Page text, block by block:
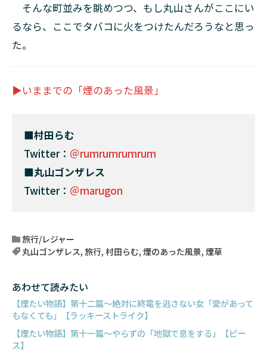
そんな町並みを眺めつつ、もし丸山さんがここにい
るなら、ここでタバコに火をつけたんだろうなと思っ
た。
▶いままでの「煙のあった風景」
■村田らむ
Twitter： ＠rumrumrumrum
■丸山ゴンザレス
Twitter： ＠marugon
旅行/レジャー
丸山ゴンザレス, 旅行, 村田らむ, 煙のあった風景, 煙草
あわせて読みたい
【煙たい物語】第十二篇～絶対に終電を逃さない女「愛があって
もなくても」【ラッキーストライク】
【煙たい物語】第十一篇～やらずの「地獄で息をする」【ピー
ス】